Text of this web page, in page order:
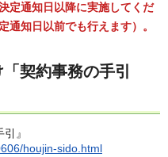
定通知日以降に実施してくだ
通知日以前でも行えます）。
契約事務の手引
』
houjin-sido.html